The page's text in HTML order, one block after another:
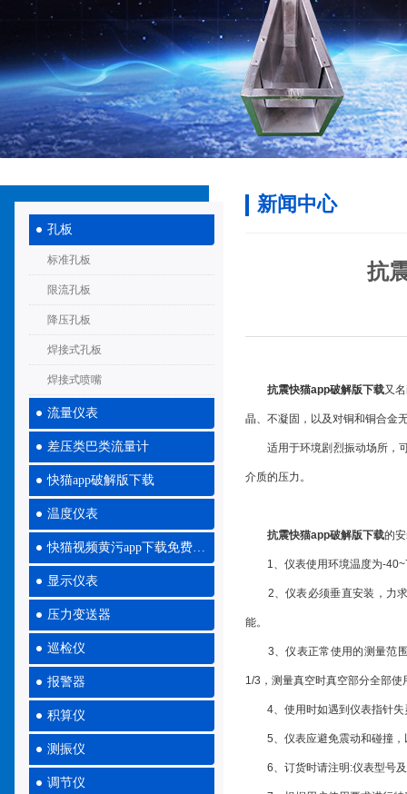
孔板
标准孔板
限流孔板
降压孔板
焊接式孔板
焊接式喷嘴
流量仪表
差压类巴类流量计
快猫app破解版下载
温度仪表
快猫视频黄污app下载免费大全
显示仪表
压力变送器
巡检仪
报警器
积算仪
测振仪
调节仪
新闻中心
抗
抗震快猫app破解版下载又
晶、不凝固，以及对铜和铜合
适用于环境剧烈振动场所，可耐受
介质的压力。
抗震快猫app破解版下载的安
1、仪表使用环境温度为-
2、仪表必须垂直安装，
能。
3、仪表正常使用的测量范围
1/3，测量真空时真空部分全部使
4、使用时如遇到仪表指针失
5、仪表应避免震动和碰撞，
6、订货时请注明:仪表型号